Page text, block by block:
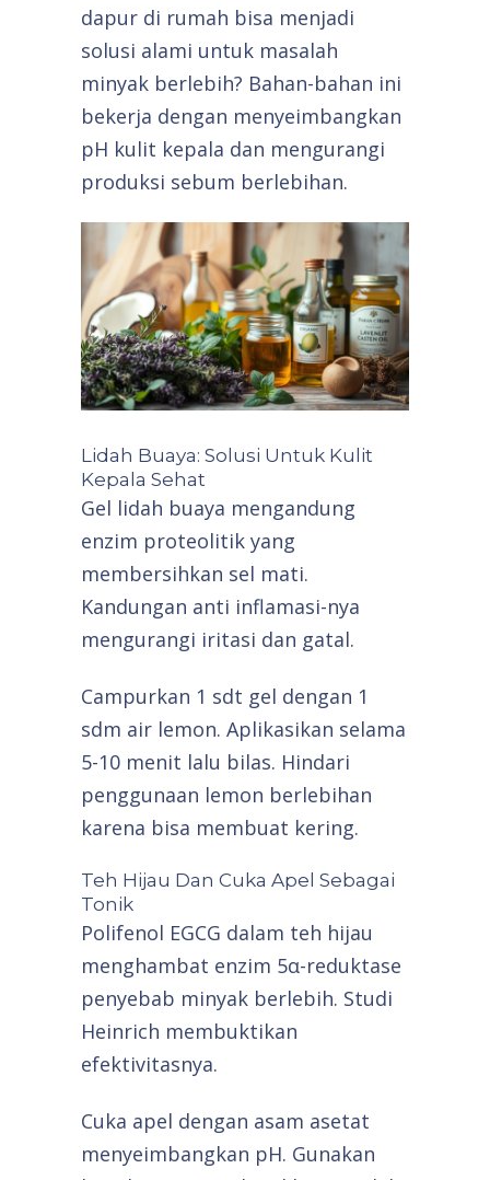
dapur di rumah bisa menjadi
solusi alami untuk masalah
minyak berlebih? Bahan-bahan ini
bekerja dengan menyeimbangkan
pH kulit kepala dan mengurangi
produksi sebum berlebihan.
Lidah Buaya: Solusi Untuk Kulit
Kepala Sehat
Gel lidah buaya mengandung
enzim proteolitik yang
membersihkan sel mati.
Kandungan anti inflamasi-nya
mengurangi iritasi dan gatal.
Campurkan 1 sdt gel dengan 1
sdm air lemon. Aplikasikan selama
5-10 menit lalu bilas. Hindari
penggunaan lemon berlebihan
karena bisa membuat kering.
Teh Hijau Dan Cuka Apel Sebagai
Tonik
Polifenol EGCG dalam teh hijau
menghambat enzim 5α-reduktase
penyebab minyak berlebih. Studi
Heinrich membuktikan
efektivitasnya.
Cuka apel dengan asam asetat
menyeimbangkan pH. Gunakan